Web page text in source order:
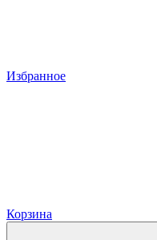
Избранное
Корзина